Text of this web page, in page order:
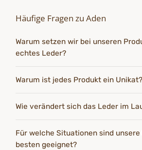
Häufige Fragen zu Aden
Warum setzen wir bei unseren
echtes Leder?
Warum ist jedes Produkt ein Unikat?
Wie verändert sich das Leder im
Für welche Situationen sind
besten geeignet?